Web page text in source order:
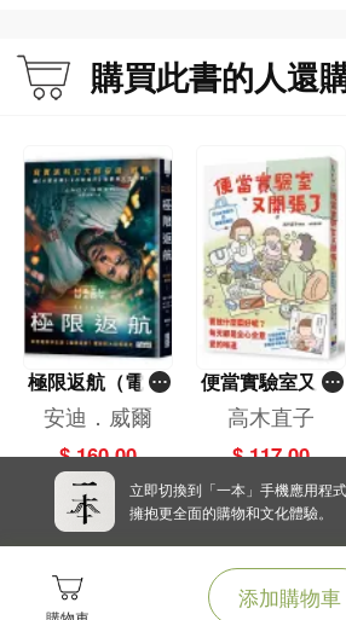
添加購物車
購買此書的人還
極限返航（電影
書衣典藏版）
（獨家收錄作者
訪談）
安迪．威爾
$ 160.00
便當實驗室又開
張了——日日和
特別日的菜單挑
戰記
高木直子
$ 117.00
立即切換到「一本」手機應用程式
擁抱更全面的購物和文化體驗。